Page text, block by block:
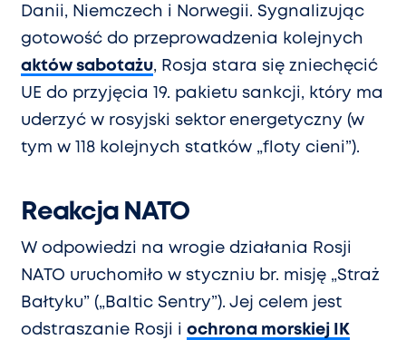
Danii, Niemczech i Norwegii. Sygnalizując
gotowość do przeprowadzenia kolejnych
aktów sabotażu, Rosja stara się zniechęcić
UE do przyjęcia 19. pakietu sankcji, który ma
uderzyć w rosyjski sektor energetyczny (w
tym w 118 kolejnych statków „floty cieni”).
Reakcja NATO
W odpowiedzi na wrogie działania Rosji
NATO uruchomiło w styczniu br. misję „Straż
Bałtyku” („Baltic Sentry”). Jej celem jest
odstraszanie Rosji i ochrona morskiej IK